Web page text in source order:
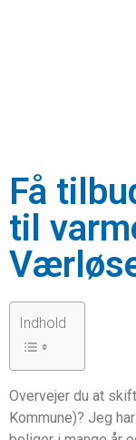
Få
til
Indhold
Overvejer du at
Kommune)? Jeg